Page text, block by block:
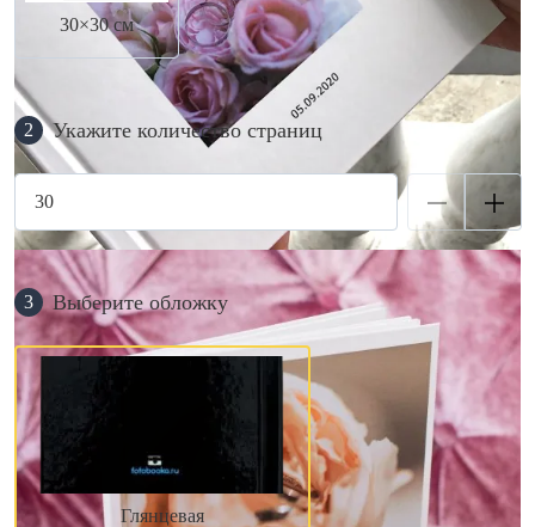
30×30 см
2 Укажите количество страниц
3 Выберите обложку
Глянцевая